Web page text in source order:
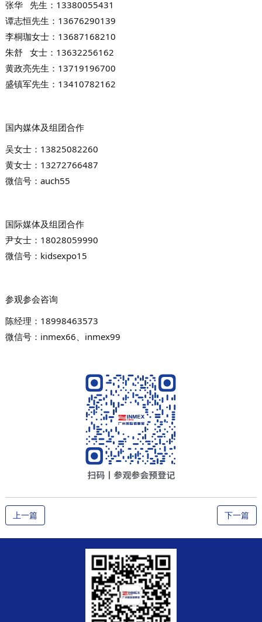
张华 先生：13380055431
谭志恒先生：13676290139
李桐珈女士：13687168210
朱舒 女士：13632256162
黄政亮先生：13719196700
盛镇军先生：13410782162
国内媒体及组团合作
吴女士： 13825082260
黄女士： 13272766487
微信号： auch55
国际媒体及组团合作
尹女士： 18028059990
微信号： kidsexpo15
参观参会咨询
陈经理： 18998463573
微信号：inmex66、 inmex99
上一篇 下一篇